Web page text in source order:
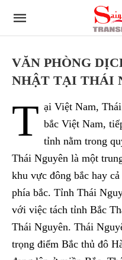
VĂN PHÒNG
NHẬT TẠI THÁI
T ại Việt Nam,
bắc Việt Nam,
tỉnh nằm trong
Thái Nguyên là một
khu vực đông bắc hay
phía bắc. Tỉnh Thái
với việc tách tỉnh Bắc
Thái Nguyên. Thái
trọng điểm Bắc thủ đô